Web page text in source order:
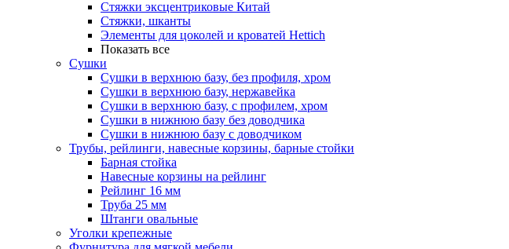
Стяжки эксцентриковые Китай
Стяжки, шканты
Элементы для цоколей и кроватей Hettich
Показать все
Сушки
Сушки в верхнюю базу, без профиля, хром
Сушки в верхнюю базу, нержавейка
Сушки в верхнюю базу, с профилем, хром
Сушки в нижнюю базу без доводчика
Сушки в нижнюю базу с доводчиком
Трубы, рейлинги, навесные корзины, барные стойки
Барная стойка
Навесные корзины на рейлинг
Рейлинг 16 мм
Труба 25 мм
Штанги овальные
Уголки крепежные